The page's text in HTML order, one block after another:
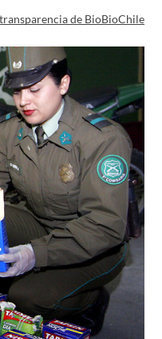
de BioBioChile